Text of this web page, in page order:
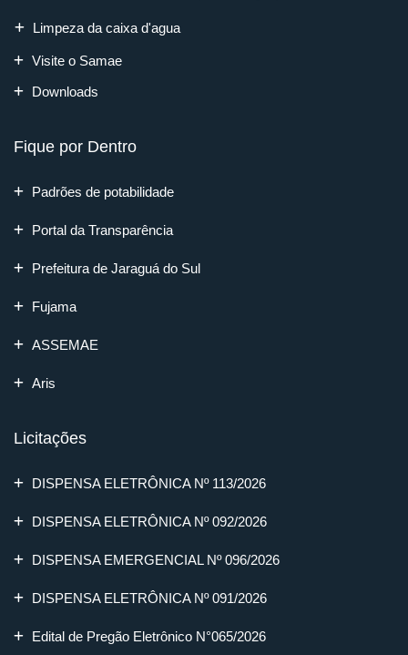
Limpeza da caixa d'agua
Visite o Samae
Downloads
Fique por Dentro
Padrões de potabilidade
Portal da Transparência
Prefeitura de Jaraguá do Sul
Fujama
ASSEMAE
Aris
Licitações
DISPENSA ELETRÔNICA Nº 113/2026
DISPENSA ELETRÔNICA Nº 092/2026
DISPENSA EMERGENCIAL Nº 096/2026
DISPENSA ELETRÔNICA Nº 091/2026
Edital de Pregão Eletrônico N°065/2026